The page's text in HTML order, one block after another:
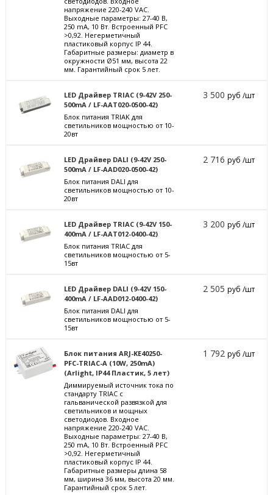
напряжение 220-240 VAC.
Выходные параметры: 27-40 В,
250 mА, 10 Вт. Встроенный PFC
>0,92. Негерметичный
пластиковый корпус IP 44.
Габаритные размеры: диаметр в
окружности Ø51 мм, высота 22
мм. Гарантийный срок 5 лет.
LED Драйвер TRIAC (9-42V 250-
500mA / LF-AAT020-0500-42)
Блок питания TRIAK для
светильников мощностью от 10-
20вт
3 500руб /шт
LED Драйвер DALI (9-42V 250-
500mA / LF-AAD020-0500-42)
Блок питания DALI для
светильников мощностью от 10-
20вт
2 716руб /шт
LED Драйвер TRIAC (9-42V 150-
400mA / LF-AAT012-0400-42)
Блок питания TRIAC для
светильников мощностью от 5-
15вт
3 200руб /шт
LED Драйвер DALI (9-42V 150-
400mA / LF-AAD012-0400-42)
Блок питания DALI для
светильников мощностью от 5-
15вт
2 505руб /шт
Блок питания ARJ-KE40250-
PFC-TRIAC-A (10W, 250mA)
(Arlight, IP44 Пластик, 5 лет)
Диммируемый источник тока по
стандарту TRIAC с
гальванической развязкой для
светильников и мощных
светодиодов. Входное
напряжение 220-240 VAC.
Выходные параметры: 27-40 В,
250 mА, 10 Вт. Встроенный PFC
>0,92. Негерметичный
пластиковый корпус IP 44.
Габаритные размеры длина 58
мм, ширина 36 мм, высота 20 мм.
Гарантийный срок 5 лет.
1 792руб /шт